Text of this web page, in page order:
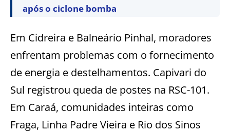
após o ciclone bomba
Em Cidreira e Balneário Pinhal, moradores
enfrentam problemas com o fornecimento
de energia e destelhamentos. Capivari do
Sul registrou queda de postes na RSC-101.
Em Caraá, comunidades inteiras como
Fraga, Linha Padre Vieira e Rio dos Sinos